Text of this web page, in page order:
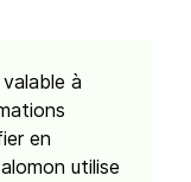
à
en
utilise